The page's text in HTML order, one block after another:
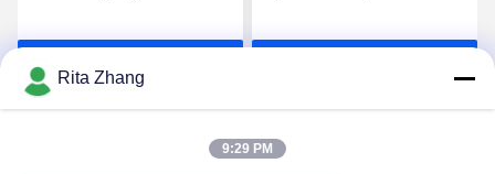
Rita Zhang
9:29 PM